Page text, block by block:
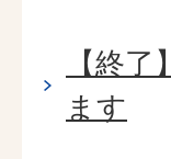
【終
ます